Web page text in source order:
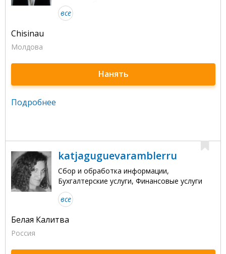
все
Chisinau
Молдова
Нанять
Подробнее
katjaguguevaramblerru
Сбор и обработка информации,
Бухгалтерские услуги, Финансовые услуги
все
Белая Калитва
Россия